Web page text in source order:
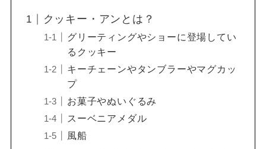
クッキー・アンとは？
グリーティングやショーに登場してい
るクッキー
キーチェーンやタンブラーやマグカッ
プ
お菓子やぬいぐるみ
スーベニアメダル
風船